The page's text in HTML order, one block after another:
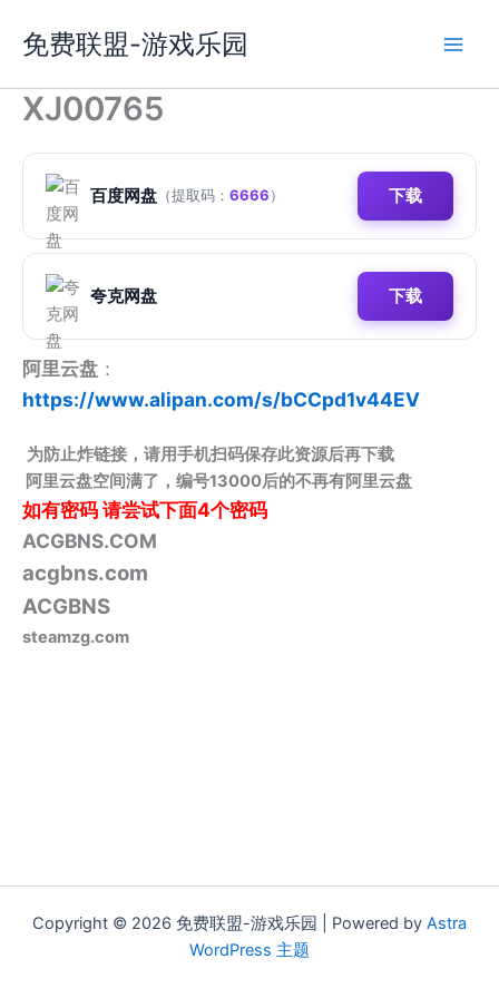
容
免费联盟-游戏乐园
XJ00765
百度网盘 （提取码： 6666） 下载
夸克网盘 下载
阿里云盘 ：
https://www.alipan.com/s/bCCpd1v44EV
为防止炸链接，请用手机扫码保存此资源后再下载
阿里云盘空间满了，编号13000后的不再有阿里云盘
如有密码请尝试下面4个密码
ACGBNS.COM
acgbns.com
ACGBNS
steamzg.com
Copyright © 2026 免费联盟-游戏乐园 | Powered by Astra
WordPress 主题